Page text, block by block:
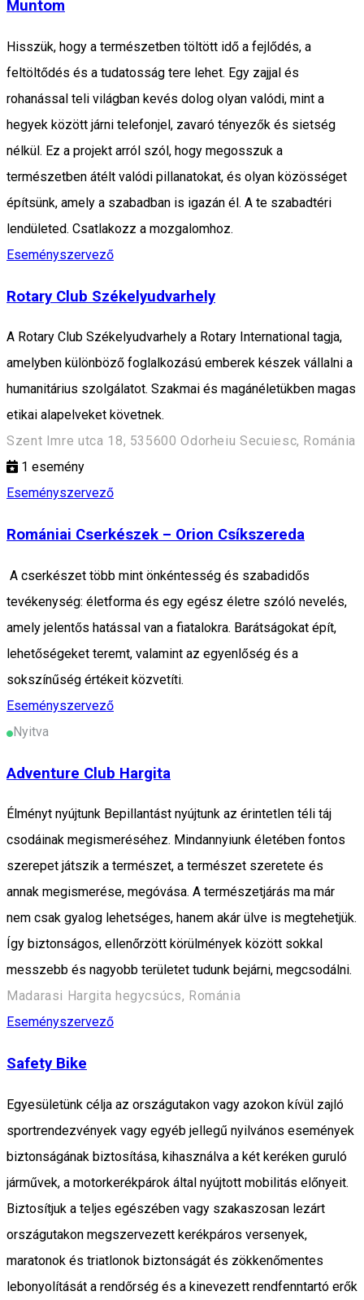
Muntom
Hisszük, hogy a természetben töltött idő a fejlődés, a
feltöltődés és a tudatosság tere lehet. Egy zajjal és
rohanással teli világban kevés dolog olyan valódi, mint a
hegyek között járni telefonjel, zavaró tényezők és sietség
nélkül. Ez a projekt arról szól, hogy megosszuk a
természetben átélt valódi pillanatokat, és olyan közösséget
építsünk, amely a szabadban is igazán él. A te szabadtéri
lendületed. Csatlakozz a mozgalomhoz.
Eseményszervező
Rotary Club Székelyudvarhely
A Rotary Club Székelyudvarhely a Rotary International tagja,
amelyben különböző foglalkozású emberek készek vállalni a
humanitárius szolgálatot. Szakmai és magánéletükben magas
etikai alapelveket követnek.
Szent Imre utca 18, 535600 Odorheiu Secuiesc, Románia
1 esemény
Eseményszervező
Romániai Cserkészek – Orion Csíkszereda
A cserkészet több mint önkéntesség és szabadidős
tevékenység: életforma és egy egész életre szóló nevelés,
amely jelentős hatással van a fiatalokra. Barátságokat épít,
lehetőségeket teremt, valamint az egyenlőség és a
sokszínűség értékeit közvetíti.
Eseményszervező
Nyitva
Adventure Club Hargita
Élményt nyújtunk Bepillantást nyújtunk az érintetlen téli táj
csodáinak megismeréséhez. Mindannyiunk életében fontos
szerepet játszik a természet, a természet szeretete és
annak megismerése, megóvása. A természetjárás ma már
nem csak gyalog lehetséges, hanem akár ülve is megtehetjük.
Így biztonságos, ellenőrzött körülmények között sokkal
messzebb és nagyobb területet tudunk bejárni, megcsodálni.
Madarasi Hargita hegycsúcs, Románia
Eseményszervező
Safety Bike
Egyesületünk célja az országutakon vagy azokon kívül zajló
sportrendezvények vagy egyéb jellegű nyilvános események
biztonságának biztosítása, kihasználva a két keréken guruló
járművek, a motorkerékpárok által nyújtott mobilitás előnyeit.
Biztosítjuk a teljes egészében vagy szakaszosan lezárt
országutakon megszervezett kerékpáros versenyek,
maratonok és triatlonok biztonságát és zökkenőmentes
lebonyolítását a rendőrség és a kinevezett rendfenntartó erők